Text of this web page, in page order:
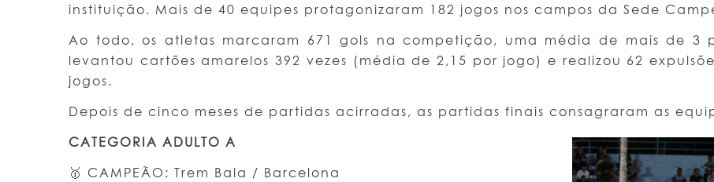
instituição. Mais de 40 equipes protagonizaram 182 jogos nos campos da Sede
Ao todo, os atletas marcaram 671 gols na competição, uma média de mais de 3
levantou cartões amarelos 392 vezes (média de 2,15 por jogo) e realizou 62
jogos.
Depois de cinco meses de partidas acirradas, as partidas finais consagraram as
CATEGORIA ADULTO A
🥇 CAMPEÃO: Trem Bala / Barcelona